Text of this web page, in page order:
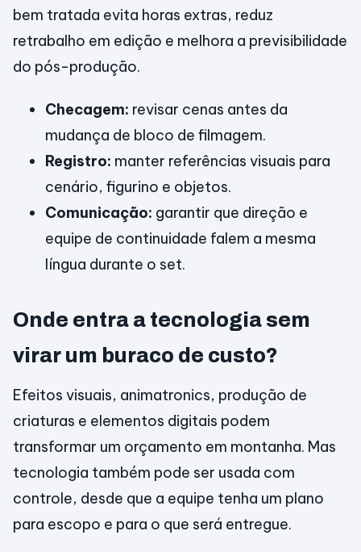
bem tratada evita horas extras, reduz
retrabalho em edição e melhora a previsibilidade
do pós-produção.
Checagem: revisar cenas antes da
mudança de bloco de filmagem.
Registro: manter referências visuais para
cenário, figurino e objetos.
Comunicação: garantir que direção e
equipe de continuidade falem a mesma
língua durante o set.
Onde entra a tecnologia sem
virar um buraco de custo?
Efeitos visuais, animatronics, produção de
criaturas e elementos digitais podem
transformar um orçamento em montanha. Mas
tecnologia também pode ser usada com
controle, desde que a equipe tenha um plano
para escopo e para o que será entregue.